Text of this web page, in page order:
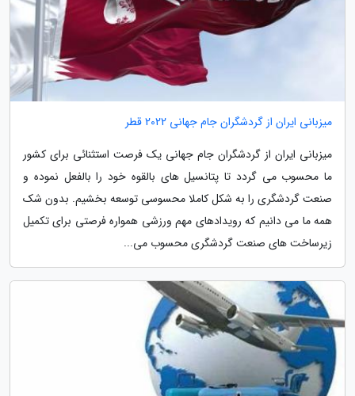
میزبانی ایران از گردشگران جام جهانی 2022 قطر
میزبانی ایران از گردشگران جام جهانی یک فرصت استثنائی برای کشور
ما محسوب می گردد تا پتانسیل های بالقوه خود را بالفعل نموده و
صنعت گردشگری را به شکل کاملا محسوسی توسعه بخشیم. بدون شک
همه ما می دانیم که رویدادهای مهم ورزشی همواره فرصتی برای تکمیل
زیرساخت های صنعت گردشگری محسوب می...